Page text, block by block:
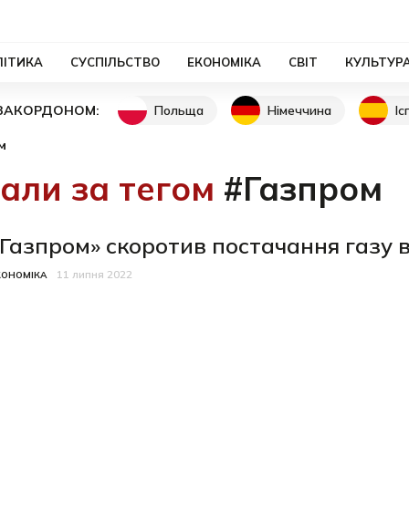
СУСПІЛЬСТВО ЕКОНОМІКА СВІТ
Польща Німеччина
за тегом #Газпром
скоротив постачання газу
публікації
11 липня 2022